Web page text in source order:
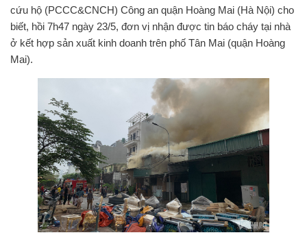
cứu hộ (PCCC&CNCH) Công an quận Hoàng Mai (Hà Nội) cho
biết, hồi 7h47 ngày 23/5, đơn vị nhận được tin báo cháy tại nhà
ở kết hợp sản xuất kinh doanh trên phố Tân Mai (quận Hoàng
Mai).